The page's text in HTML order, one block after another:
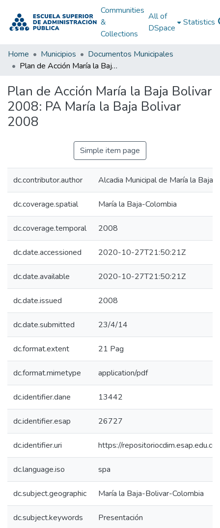
Communities
&
Collections
All of
DSpace
Statistics
Home Municipios
Documentos Municipales
Plan de Acción María la Baja Bolivar 2008: PA María la Baja Bolivar 2008
Plan de Acción María la Baja Bolivar
2008: PA María la Baja Bolivar
2008
Simple item page
dc.contributor.author Alcadia Municipal de María la Baja
dc.coverage.spatial María la Baja-Colombia
dc.coverage.temporal 2008
dc.date.accessioned 2020-10-27T21:50:21Z
dc.date.available 2020-10-27T21:50:21Z
dc.date.issued 2008
dc.date.submitted 23/4/14
dc.format.extent 21 Pag
dc.format.mimetype application/pdf
dc.identifier.dane 13442
dc.identifier.esap 26727
dc.identifier.uri https://
dc.language.iso spa
dc.subject.geographic María la Baja-Bolivar-Colombia
dc.subject.keywords Presentación